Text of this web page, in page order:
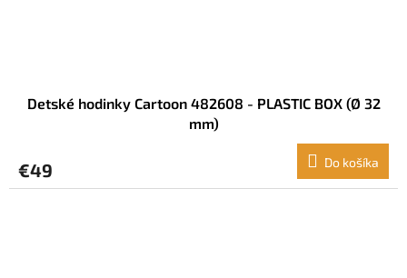
Detské hodinky Cartoon 482608 - PLASTIC BOX (Ø 32
mm)
€49 Do košíka